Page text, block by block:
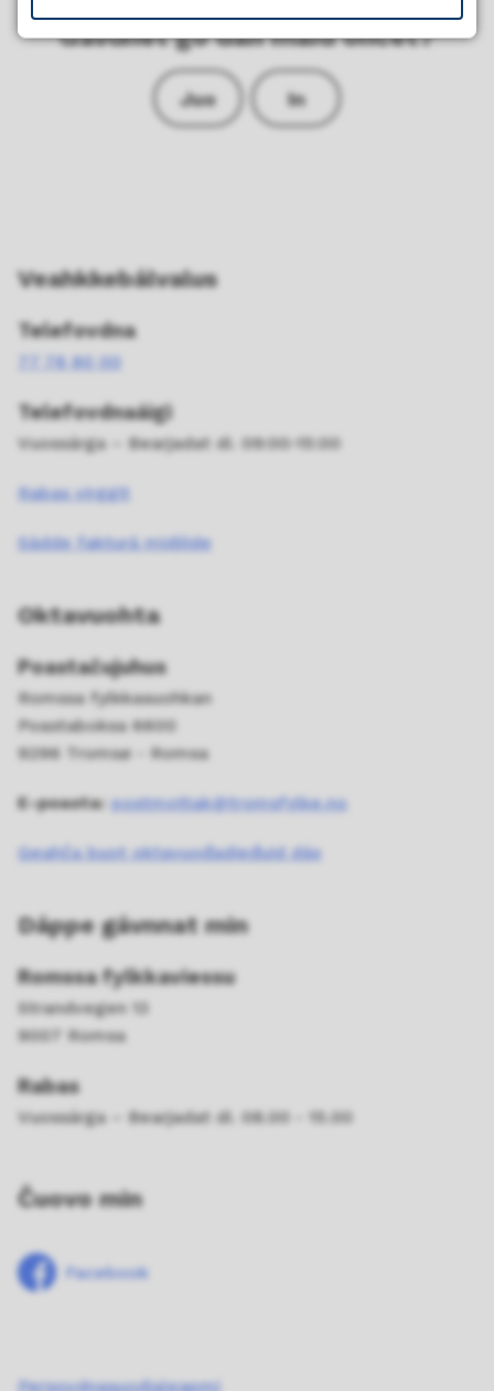
Gávdnet go dan maid ohcet?
Juo In
Veahkkebálvalus
Telefovdna
77 78 80 00
Telefovdnaáigi
Vuossárga – Bearjadat di. 09:00-15:00
Rabas virggit
Sádde fakturá midjiide
Oktavuohta
Poastačujuhus
Romssa fylkkasuohkan
Poastaboksa 6600
9296 Tromsø - Romsa
E-poasta: postmottak@tromsfylke.no
Geahča buot oktavuođadieđuid dás
Dáppe gávnnat min
Romssa fylkkaviessu
Strandvegen 13
9007 Romsa
Rabas
Vuossárga – Bearjadat di. 08.00 - 15.00
Čuovo min
Facebook
Persovdnasuodjaleapmi